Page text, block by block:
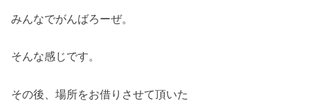
みんなでがんばろーぜ。
そんな感じです。
その後、場所をお借りさせて頂いた